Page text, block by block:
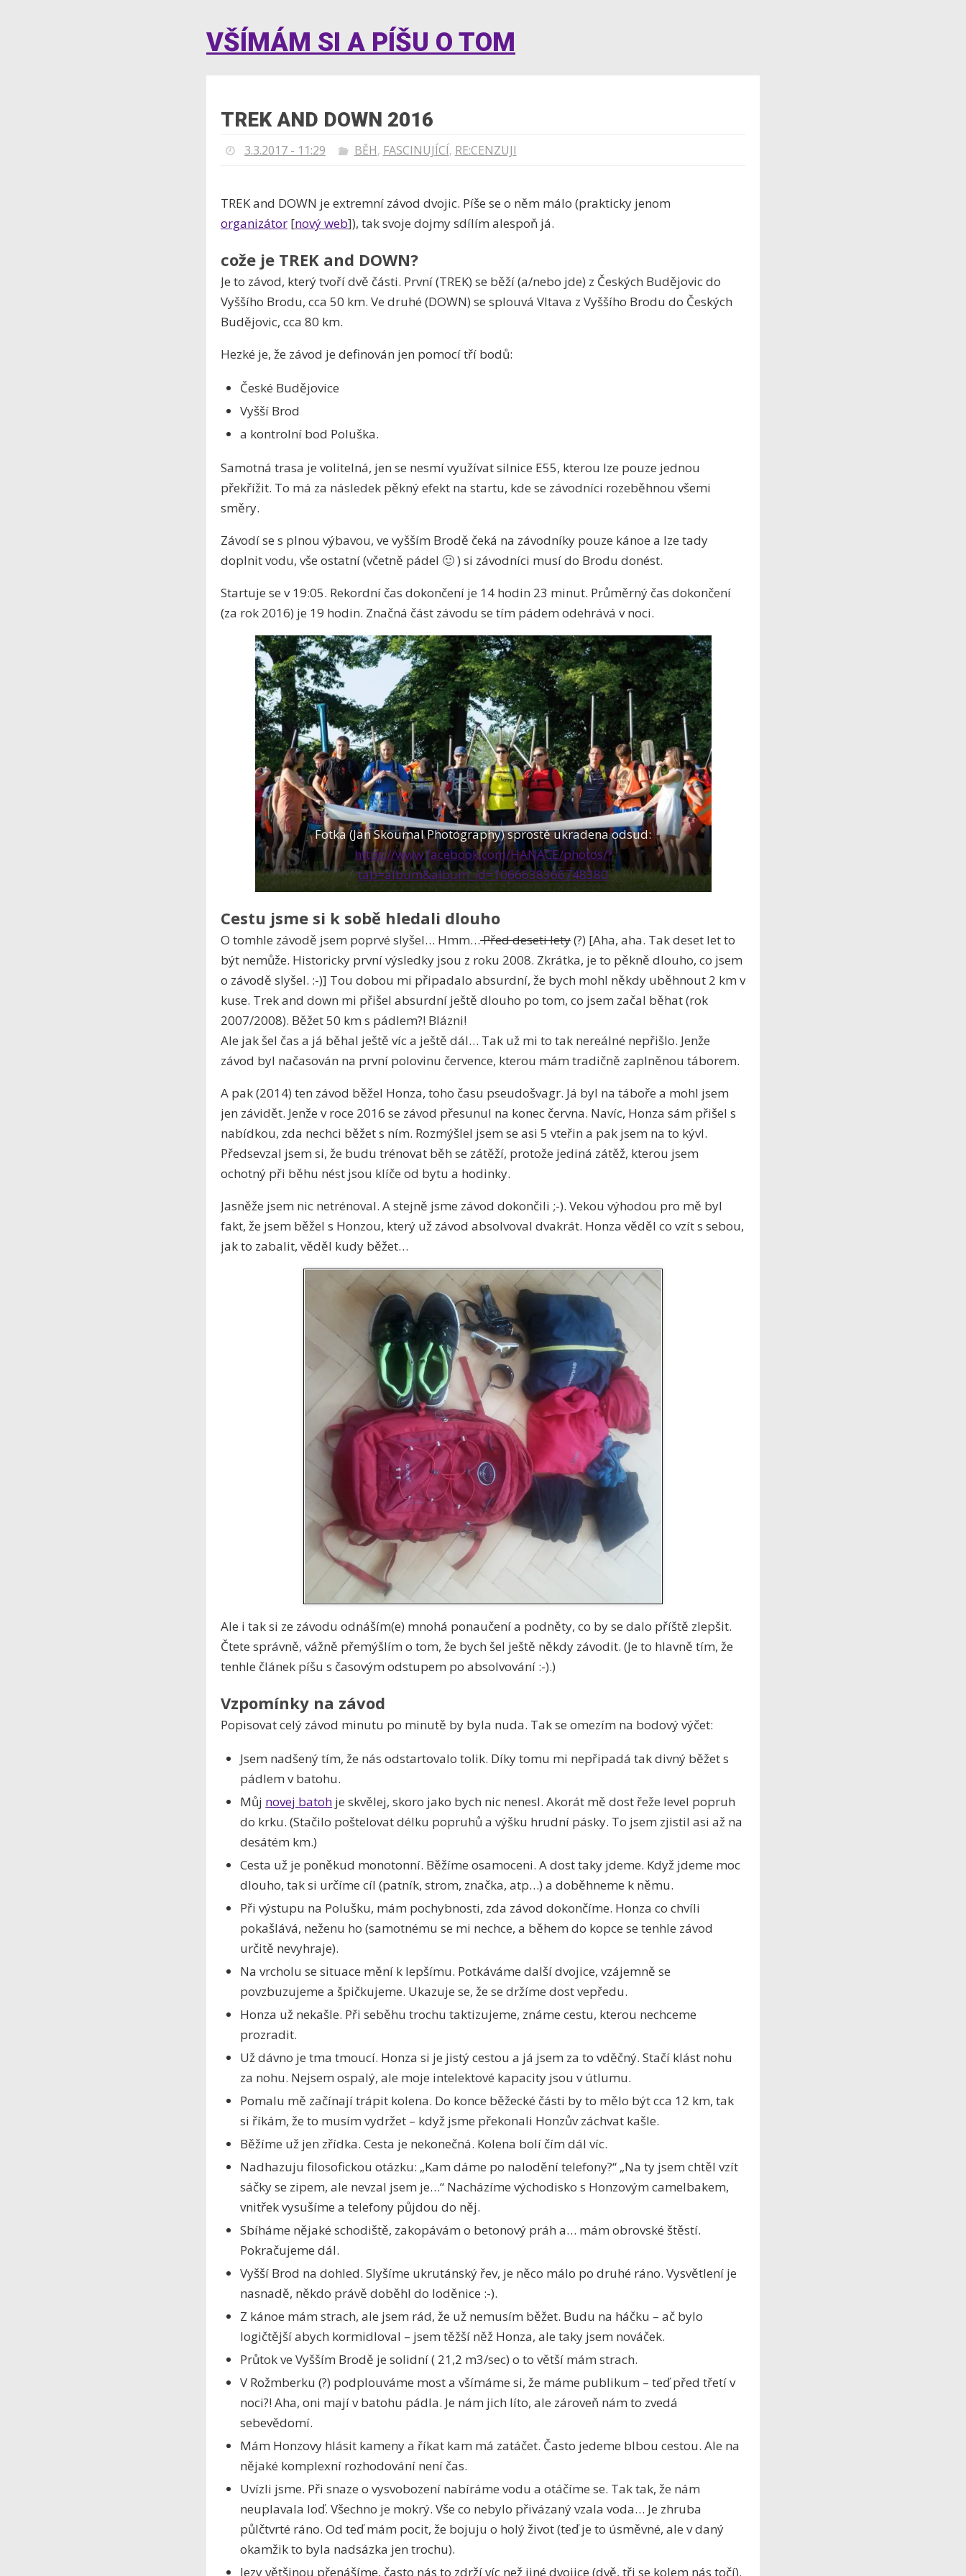
VŠÍMÁM SI A PÍŠU O TOM
TREK AND DOWN 2016
3.3.2017 - 11:29 BĚH, FASCINUJÍCÍ, RE:CENZUJI
TREK and DOWN je extremní závod dvojic. Píše se o něm málo (prakticky jenom
organizátor [nový web]), tak svoje dojmy sdílím alespoň já.
cože je TREK and DOWN?
Je to závod, který tvoří dvě části. První (TREK) se běží (a/nebo jde) z Českých Budějovic do
Vyššího Brodu, cca 50 km. Ve druhé (DOWN) se splouvá Vltava z Vyššího Brodu do Českých
Budějovic, cca 80 km.
Hezké je, že závod je definován jen pomocí tří bodů:
České Budějovice
Vyšší Brod
a kontrolní bod Poluška.
Samotná trasa je volitelná, jen se nesmí využívat silnice E55, kterou lze pouze jednou
překřížit. To má za následek pěkný efekt na startu, kde se závodníci rozeběhnou všemi
směry.
Závodí se s plnou výbavou, ve vyšším Brodě čeká na závodníky pouze kánoe a lze tady
doplnit vodu, vše ostatní (včetně pádel 🙂 ) si závodníci musí do Brodu donést.
Startuje se v 19:05. Rekordní čas dokončení je 14 hodin 23 minut. Průměrný čas dokončení
(za rok 2016) je 19 hodin. Značná část závodu se tím pádem odehrává v noci.
Fotka (Jan Skoumal Photography) sprostě ukradena odsud:
https://www.facebook.com/HANACE/photos/?
tab=album&album_id=1066638366748380
Cestu jsme si k sobě hledali dlouho
O tomhle závodě jsem poprvé slyšel… Hmm…Před deseti lety(?) [Aha, aha. Tak deset let to
být nemůže. Historicky první výsledky jsou z roku 2008. Zkrátka, je to pěkně dlouho, co jsem
o závodě slyšel. :-)] Tou dobou mi připadalo absurdní, že bych mohl někdy uběhnout 2 km v
kuse. Trek and down mi přišel absurdní ještě dlouho po tom, co jsem začal běhat (rok
2007/2008). Běžet 50 km s pádlem?! Blázni!
Ale jak šel čas a já běhal ještě víc a ještě dál… Tak už mi to tak nereálné nepřišlo. Jenže
závod byl načasován na první polovinu července, kterou mám tradičně zaplněnou táborem.
A pak (2014) ten závod běžel Honza, toho času pseudošvagr. Já byl na táboře a mohl jsem
jen závidět. Jenže v roce 2016 se závod přesunul na konec června. Navíc, Honza sám přišel s
nabídkou, zda nechci běžet s ním. Rozmýšlel jsem se asi 5 vteřin a pak jsem na to kývl.
Předsevzal jsem si, že budu trénovat běh se zátěží, protože jediná zátěž, kterou jsem
ochotný při běhu nést jsou klíče od bytu a hodinky.
Jasněže jsem nic netrénoval. A stejně jsme závod dokončili ;-). Vekou výhodou pro mě byl
fakt, že jsem běžel s Honzou, který už závod absolvoval dvakrát. Honza věděl co vzít s sebou,
jak to zabalit, věděl kudy běžet…
Ale i tak si ze závodu odnáším(e) mnohá ponaučení a podněty, co by se dalo příště zlepšit.
Čtete správně, vážně přemýšlím o tom, že bych šel ještě někdy závodit. (Je to hlavně tím, že
tenhle článek píšu s časovým odstupem po absolvování :-).)
Vzpomínky na závod
Popisovat celý závod minutu po minutě by byla nuda. Tak se omezím na bodový výčet:
Jsem nadšený tím, že nás odstartovalo tolik. Díky tomu mi nepřipadá tak divný běžet s
pádlem v batohu.
Můj novej batoh je skvělej, skoro jako bych nic nenesl. Akorát mě dost řeže level popruh
do krku. (Stačilo poštelovat délku popruhů a výšku hrudní pásky. To jsem zjistil asi až na
desátém km.)
Cesta už je poněkud monotonní. Běžíme osamoceni. A dost taky jdeme. Když jdeme moc
dlouho, tak si určíme cíl (patník, strom, značka, atp…) a doběhneme k němu.
Při výstupu na Polušku, mám pochybnosti, zda závod dokončíme. Honza co chvíli
pokašlává, neženu ho (samotnému se mi nechce, a během do kopce se tenhle závod
určitě nevyhraje).
Na vrcholu se situace mění k lepšímu. Potkáváme další dvojice, vzájemně se
povzbuzujeme a špičkujeme. Ukazuje se, že se držíme dost vepředu.
Honza už nekašle. Při seběhu trochu taktizujeme, známe cestu, kterou nechceme
prozradit.
Už dávno je tma tmoucí. Honza si je jistý cestou a já jsem za to vděčný. Stačí klást nohu
za nohu. Nejsem ospalý, ale moje intelektové kapacity jsou v útlumu.
Pomalu mě začínají trápit kolena. Do konce běžecké části by to mělo být cca 12 km, tak
si říkám, že to musím vydržet – když jsme překonali Honzův záchvat kašle.
Běžíme už jen zřídka. Cesta je nekonečná. Kolena bolí čím dál víc.
Nadhazuju filosofickou otázku: „Kam dáme po nalodění telefony?“ „Na ty jsem chtěl vzít
sáčky se zipem, ale nevzal jsem je…“ Nacházíme východisko s Honzovým camelbakem,
vnitřek vysušíme a telefony půjdou do něj.
Sbíháme nějaké schodiště, zakopávám o betonový práh a… mám obrovské štěstí.
Pokračujeme dál.
Vyšší Brod na dohled. Slyšíme ukrutánský řev, je něco málo po druhé ráno. Vysvětlení je
nasnadě, někdo právě doběhl do loděnice :-).
Z kánoe mám strach, ale jsem rád, že už nemusím běžet. Budu na háčku – ač bylo
logičtější abych kormidloval – jsem těžší něž Honza, ale taky jsem nováček.
Průtok ve Vyšším Brodě je solidní ( 21,2 m3/sec) o to větší mám strach.
V Rožmberku (?) podplouváme most a všímáme si, že máme publikum – teď před třetí v
noci?! Aha, oni mají v batohu pádla. Je nám jich líto, ale zároveň nám to zvedá
sebevědomí.
Mám Honzovy hlásit kameny a říkat kam má zatáčet. Často jedeme blbou cestou. Ale na
nějaké komplexní rozhodování není čas.
Uvízli jsme. Při snaze o vysvobození nabíráme vodu a otáčíme se. Tak tak, že nám
neuplavala loď. Všechno je mokrý. Vše co nebylo přivázaný vzala voda… Je zhruba
půlčtvrté ráno. Od teď mám pocit, že bojuju o holý život (teď je to úsměvné, ale v daný
okamžik to byla nadsázka jen trochu).
Jezy většinou přenášíme, často nás to zdrží víc než jiné dvojice (dvě, tři se kolem nás točí).